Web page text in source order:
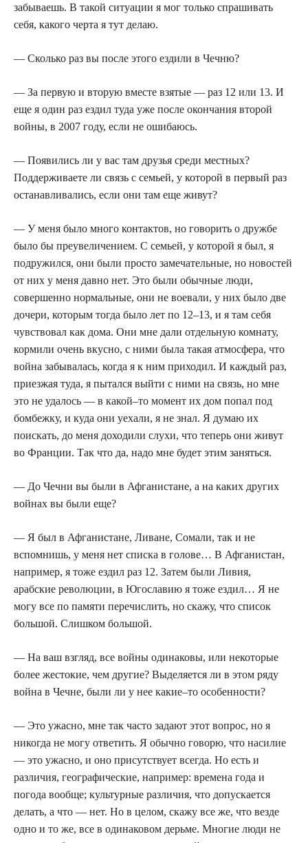
забываешь. В такой ситуации я мог только спрашивать
себя, какого черта я тут делаю.
— Сколько раз вы после этого ездили в Чечню?
— За первую и вторую вместе взятые — раз 12 или 13. И
еще я один раз ездил туда уже после окончания второй
войны, в 2007 году, если не ошибаюсь.
— Появились ли у вас там друзья среди местных?
Поддерживаете ли связь с семьей, у которой в первый раз
останавливались, если они там еще живут?
— У меня было много контактов, но говорить о дружбе
было бы преувеличением. С семьей, у которой я был, я
подружился, они были просто замечательные, но новостей
от них у меня давно нет. Это были обычные люди,
совершенно нормальные, они не воевали, у них было две
дочери, которым тогда было лет по 12–13, и я там себя
чувствовал как дома. Они мне дали отдельную комнату,
кормили очень вкусно, с ними была такая атмосфера, что
война забывалась, когда я к ним приходил. И каждый раз,
приезжая туда, я пытался выйти с ними на связь, но мне
это не удалось — в какой–то момент их дом попал под
бомбежку, и куда они уехали, я не знал. Я думаю их
поискать, до меня доходили слухи, что теперь они живут
во Франции. Так что да, надо мне будет этим заняться.
— До Чечни вы были в Афганистане, а на каких других
войнах вы были еще?
— Я был в Афганистане, Ливане, Сомали, так и не
вспомнишь, у меня нет списка в голове… В Афганистан,
например, я тоже ездил раз 12. Затем были Ливия,
арабские революции, в Югославию я тоже ездил… Я не
могу все по памяти перечислить, но скажу, что список
большой. Слишком большой.
— На ваш взгляд, все войны одинаковы, или некоторые
более жестокие, чем другие? Выделяется ли в этом ряду
война в Чечне, были ли у нее какие–то особенности?
— Это ужасно, мне так часто задают этот вопрос, но я
никогда не могу ответить. Я обычно говорю, что насилие
— это ужасно, и оно присутствует всегда. Но есть и
различия, географические, например: времена года и
погода вообще; культурные различия, что допускается
делать, а что — нет. Но в целом, скажу все же, что везде
одно и то же, все в одинаковом дерьме. Многие люди не